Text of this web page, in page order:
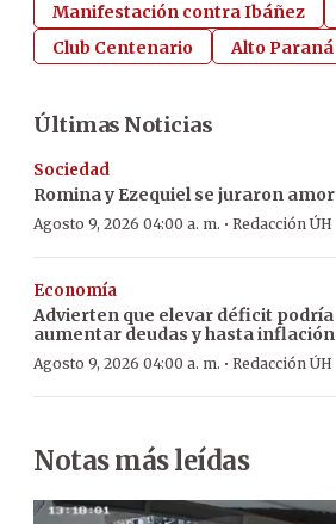
Manifestación contra Ibáñez
Club Centenario
Alto Paraná
Últimas Noticias
Sociedad
Romina y Ezequiel se juraron amor
Agosto 9, 2026 04:00 a. m. · Redacción ÚH
Economía
Advierten que elevar déficit podría
aumentar deudas y hasta inflación
Agosto 9, 2026 04:00 a. m. · Redacción ÚH
Notas más leídas